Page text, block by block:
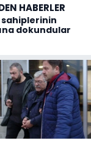
HABERLER
dokundular